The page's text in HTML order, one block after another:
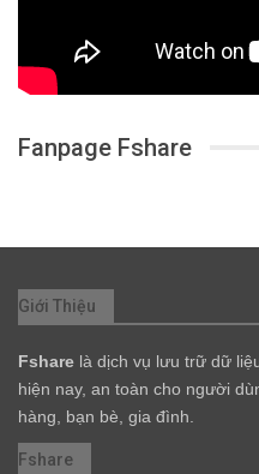
Fanpage Fshare
Giới Thiệu
Fshare là dịch vụ lưu trữ dữ
hiện nay, an toàn cho người
hàng, bạn bè, gia đình.
Fshare